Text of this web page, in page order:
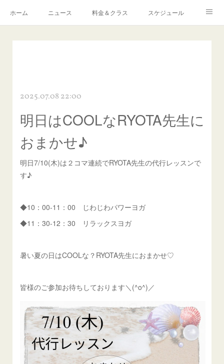
ホーム ニュース 料金＆クラス スケジュール
2025.07.08 22:00
明日はCOOLなRYOTA先生に
おまかせ♪
明日7/10(木)は２コマ連続でRYOTA先生の代行レッスンで
す♪
◆10：00-11：00 じわじわパワーヨガ
◆11：30-12：30 リラックスヨガ
暑い夏の日はCOOLな？RYOTA先生におまかせ♡
皆様のご参加お待ちしております＼(^o^)／